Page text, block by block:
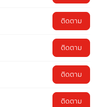
ติดตาม
ติดตาม
ติดตาม
ติดตาม